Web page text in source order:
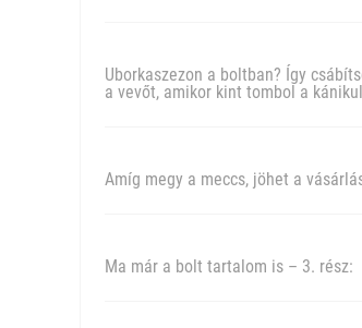
Uborkaszezon a boltban? Így
a vevőt, amikor kint tombol a
Amíg megy a meccs, jöhet a
Ma már a bolt tartalom is – 3. rész: